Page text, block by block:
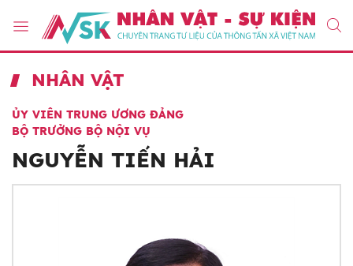
NHÂN VẬT
ỦY VIÊN TRUNG ƯƠNG ĐẢNG
BỘ TRƯỞNG BỘ NỘI VỤ
NGUYỄN TIẾN HẢI